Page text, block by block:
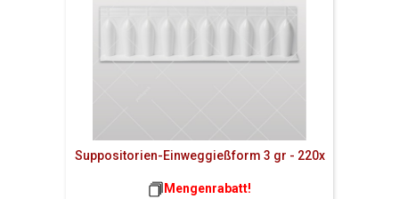
Suppositorien-Einweggießform 3 gr - 220x
Mengenrabatt!